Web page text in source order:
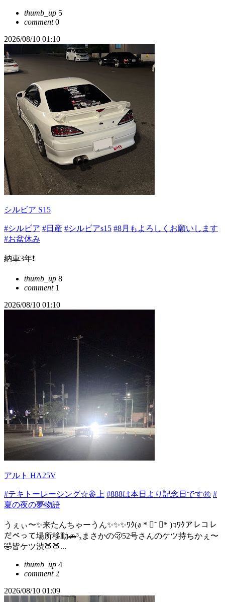
thumb_up 5
comment0
2026/08/10 01:10
シルビア S15
#シルビア #日産 #シルビアs15 #8月もよろしくお願いします
#お盆休み
納車3年❗️
thumb_up 8
comment1
2026/08/10 01:10
アルト HA25V
#テキトーレーシング☆参上 #888は本日より記念日です㊗️ #
夏の夜の夢物語
うぇぃ〜✨️来たんちゃーうん✨️✨️✨️ﾜｸ(ง * ॑˘ ॑* )วﾜｸアレコレ
だべって場所移動🚗³₃まさかの🫢52号さんのケツ持ちかぇ〜
🤣皆ケツ渋🍑🍑...
thumb_up 4
comment2
2026/08/10 01:09